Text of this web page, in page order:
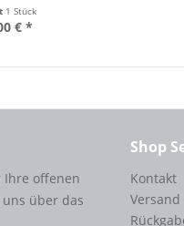
1 Stück
€ *
Ihre offenen
uns über das
Shop
Kontakt